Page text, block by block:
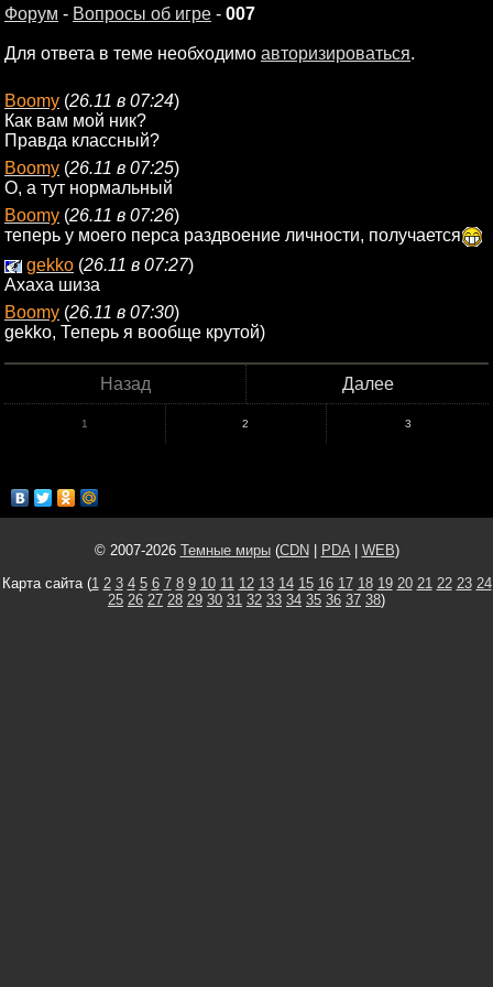
Форум - Вопросы об игре - 007
Для ответа в теме необходимо авторизироваться.
Boomy (26.11 в 07:24)
Как вам мой ник?
Правда классный?
Boomy (26.11 в 07:25)
О, а тут нормальный
Boomy (26.11 в 07:26)
теперь у моего перса раздвоение личности, получается
gekko (26.11 в 07:27)
Ахаха шиза
Boomy (26.11 в 07:30)
gekko, Теперь я вообще крутой)
Назад Далее
1 2 3
© 2007-2026 Темные миры(CDN PDA| WEB)
Карта сайта (1 2 3 4 5 6 7 8 9 10 11 12 13 14 15 16 17 18 19 20 21 22 23 24
25 26 27 28 29 30 31 32 33 34 35 36 37 38)